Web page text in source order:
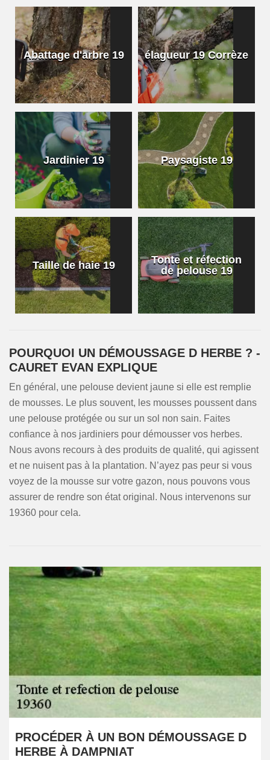
Abattage d'arbre 19 élagueur 19 Corrèze
Jardinier 19 Paysagiste 19
Taille de haie 19
Tonte et réfection
de pelouse 19
POURQUOI UN DÉMOUSSAGE D HERBE ? -
CAURET EVAN EXPLIQUE
En général, une pelouse devient jaune si elle est remplie
de mousses. Le plus souvent, les mousses poussent dans
une pelouse protégée ou sur un sol non sain. Faites
confiance à nos jardiniers pour démousser vos herbes.
Nous avons recours à des produits de qualité, qui agissent
et ne nuisent pas à la plantation. N’ayez pas peur si vous
voyez de la mousse sur votre gazon, nous pouvons vous
assurer de rendre son état original. Nous intervenons sur
19360 pour cela.
PROCÉDER À UN BON DÉMOUSSAGE D
HERBE À DAMPNIAT